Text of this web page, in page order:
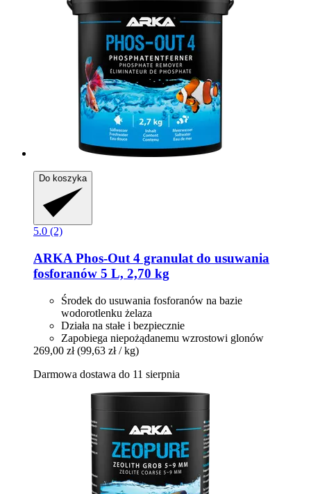
Do koszyka
5.0 (2)
ARKA Phos-​Out 4 granulat do usuwania
fosforanów 5 L, 2,70 kg
Środek do usuwania fosforanów na bazie
wodorotlenku żelaza
Działa na stałe i bezpiecznie
Zapobiega niepożądanemu wzrostowi glonów
269,00 zł (99,63 zł / kg)
Darmowa dostawa do 11 sierpnia